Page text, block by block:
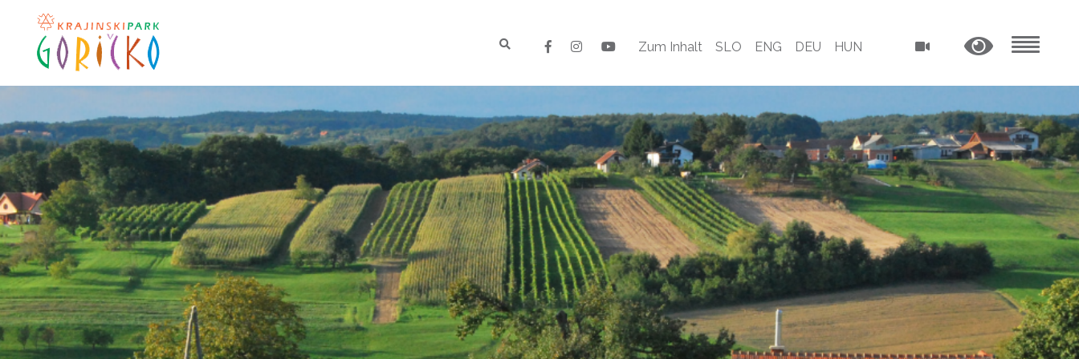
Zum Inhalt SLO ENG DEU HUN